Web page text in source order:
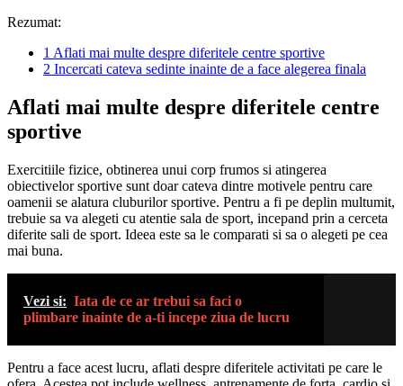
Rezumat:
1 Aflati mai multe despre diferitele centre sportive
2 Incercati cateva sedinte inainte de a face alegerea finala
Aflati mai multe despre diferitele centre
sportive
Exercitiile fizice, obtinerea unui corp frumos si atingerea
obiectivelor sportive sunt doar cateva dintre motivele pentru care
oamenii se alatura cluburilor sportive. Pentru a fi pe deplin multumit,
trebuie sa va alegeti cu atentie sala de sport, incepand prin a cerceta
diferite sali de sport. Ideea este sa le comparati si sa o alegeti pe cea
mai buna.
Vezi si: Iata de ce ar trebui sa faci o
plimbare inainte de a-ti incepe ziua de lucru
Pentru a face acest lucru, aflati despre diferitele activitati pe care le